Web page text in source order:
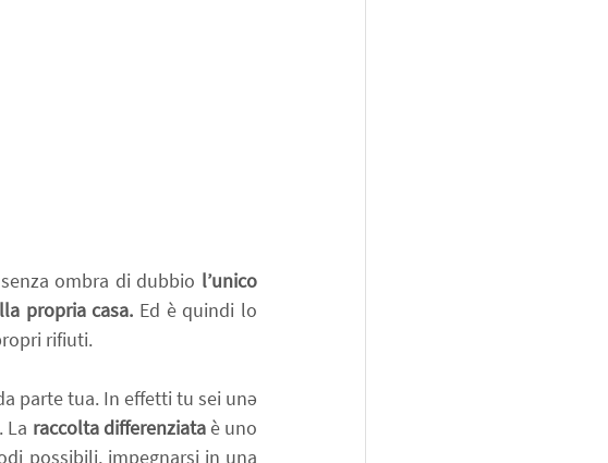
ombra di dubbio l’unico
propria casa. Ed è quindi lo
rifiuti.
parte tua. In effetti tu sei unə
La raccolta differenziata è uno
possibili, impegnarsi in una